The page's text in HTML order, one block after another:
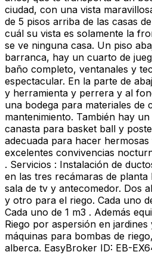
ciudad, con una vista
de 5 pisos arriba de las casas
cuál su vista es solamente la
se ve ninguna casa. Un piso
barranca, hay un cuarto de
baño completo, ventanales y
espectacular. En la parte de
y herramienta y perrera y al
una bodega para materiales de
mantenimiento. También hay
canasta para basket ball y
adecuada para hacer
excelentes convivencias
. Servicios : Instalación de
en las tres recámaras de planta
sala de tv y antecomedor. Dos
y otro para el riego. Cada uno
Cada uno de 1 m3 . Además
Riego por aspersión en
máquinas para bombas de
alberca. EasyBroker ID: EB-